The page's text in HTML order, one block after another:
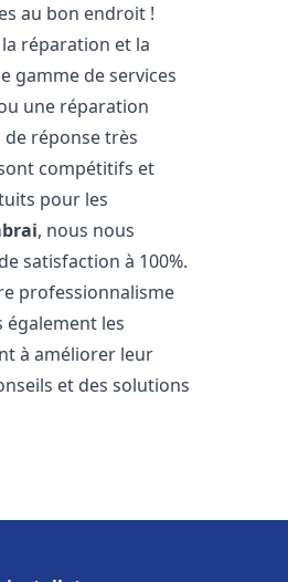
au bon endroit !
réparation et la
gamme de services
une réparation
réponse très
compétitifs et
pour les
, nous nous
satisfaction à 100%.
professionnalisme
également les
à améliorer leur
et des solutions